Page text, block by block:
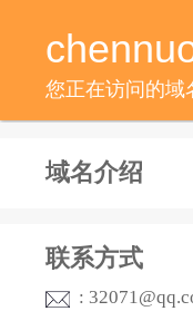
您正在访问的域
域名介绍
联系方式
: